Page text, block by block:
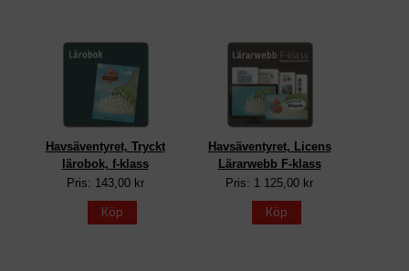
Havsäventyret, Tryckt
lärobok, f-klass
Pris: 143,00 kr
Köp
Havsäventyret, Licens
Lärarwebb F-klass
Pris: 1 125,00 kr
Köp